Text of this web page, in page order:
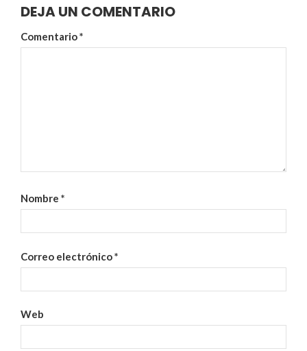
DEJA UN COMENTARIO
Comentario*
Nombre *
Correo electrónico*
Web